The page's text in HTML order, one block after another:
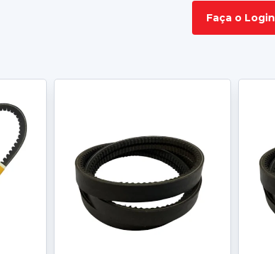
Faça o Login